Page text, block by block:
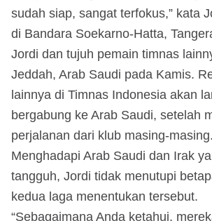
sudah siap, sangat terfokus,” kata
di Bandara Soekarno-Hatta,
Jordi dan tujuh pemain timnas
Jeddah, Arab Saudi pada Kamis.
lainnya di Timnas Indonesia akan
bergabung ke Arab Saudi, setelah
perjalanan dari klub masing-masing.
Menghadapi Arab Saudi dan Irak
tangguh, Jordi tidak menutupi
kedua laga menentukan tersebut.
“Sebagaimana Anda ketahui,